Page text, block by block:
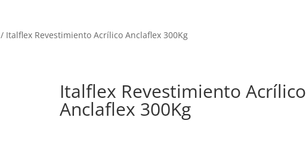
/ Italflex Revestimiento Acrílico Anclaflex 300Kg
Italflex Revestimiento Acrílico
Anclaflex 300Kg